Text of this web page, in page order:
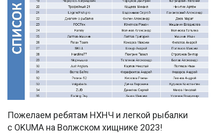
Пожелаем ребятам НХНЧ и легкой рыбалки
с OKUMA на Волжском хищнике 2023!